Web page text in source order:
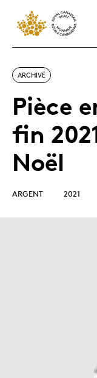
ARCHIVÉ
Pièce
fin
Noël
ARGENT 2021